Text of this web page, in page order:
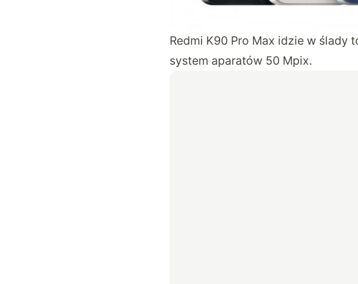
Redmi K90 Pro Max idzie w
system aparatów 50 Mpix.